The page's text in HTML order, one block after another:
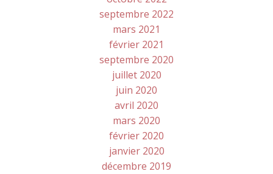
septembre 2022
mars 2021
février 2021
septembre 2020
juillet 2020
juin 2020
avril 2020
mars 2020
février 2020
janvier 2020
décembre 2019